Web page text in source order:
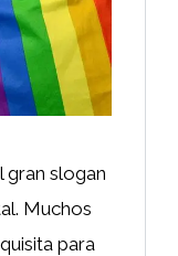
gran slogan
Muchos
para